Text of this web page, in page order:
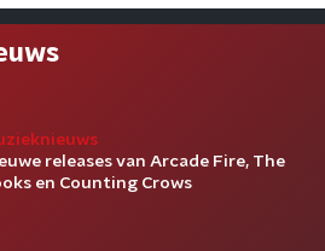
releases van Arcade Fire, The
en Counting Crows